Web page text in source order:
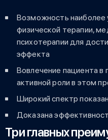
Возможность наиболее
физической терапии,
психотерапии для
эффекта
Вовлечение пациента в
активной роли в этом
Широкий спектр
Доказана
Три главных